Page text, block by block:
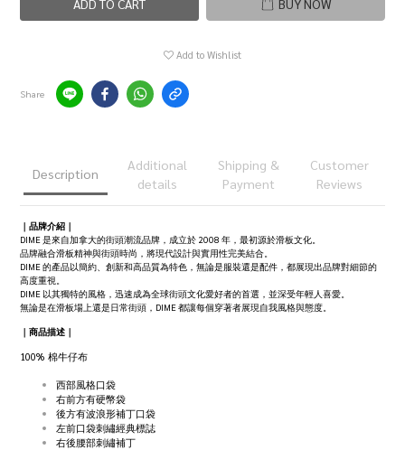
Add to Wishlist
Share
Description
Additional
details
Shipping &
Payment
Customer
Reviews
｜品牌介紹｜
DIME 是來自加拿大的街頭潮流品牌，成立於 2008 年，最初源於滑板文化。
品牌融合滑板精神與街頭時尚，將現代設計與實用性完美結合。
DIME 的產品以簡約、創新和高品質為特色，無論是服裝還是配件，都展現出品牌對細節的
高度重視。
DIME 以其獨特的風格，迅速成為全球街頭文化愛好者的首選，並深受年輕人喜愛。
無論是在滑板場上還是日常街頭，DIME 都讓每個穿著者展現自我風格與態度。
｜商品描述｜
100% 棉牛仔布
西部風格口袋
右前方有硬幣袋
後方有波浪形補丁口袋
左前口袋刺繡經典標誌
右後腰部刺繡補丁